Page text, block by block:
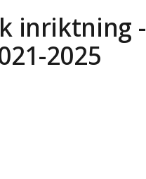
inriktning -
2025